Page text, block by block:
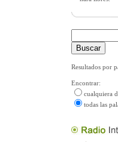
Resultados por
Encontrar:
cualquiera
todas las